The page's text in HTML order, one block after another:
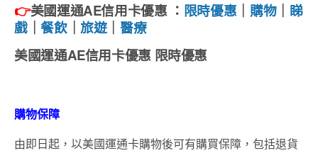
👉美國運通AE信用卡優惠 ： 限時優惠 購物｜ 睇
戲｜餐飲｜旅遊｜醫療
美國運通AE信用卡優惠 限時優惠
購物保障
由即日起，以美國運通卡購物後可有購買保障，包括退貨